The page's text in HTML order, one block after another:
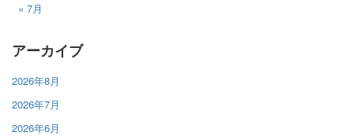
« 7月
アーカイブ
2026年8月
2026年7月
2026年6月